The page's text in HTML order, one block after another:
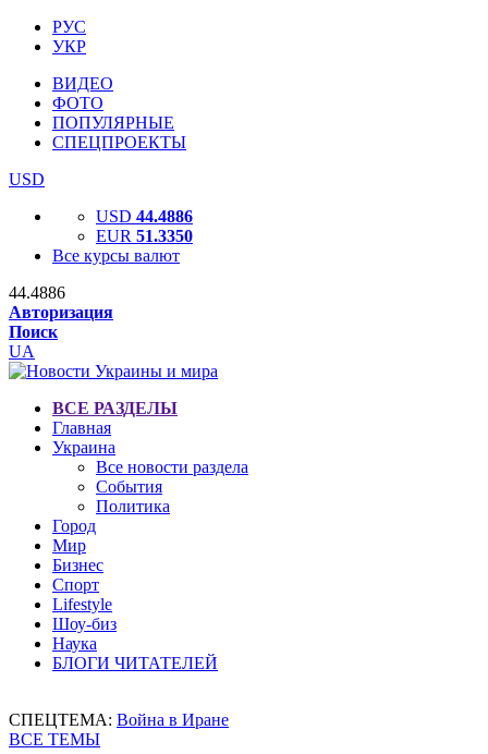
РУС
УКР
ВИДЕО
ФОТО
ПОПУЛЯРНЫЕ
СПЕЦПРОЕКТЫ
USD
USD 44.4886
EUR 51.3350
Все курсы валют
44.4886
Авторизация
Поиск
UA
ВСЕ РАЗДЕЛЫ
Главная
Украина
Все новости раздела
События
Политика
Город
Мир
Бизнес
Спорт
Lifestyle
Шоу-биз
Наука
БЛОГИ ЧИТАТЕЛЕЙ
СПЕЦТЕМА: Война в Иране
ВСЕ ТЕМЫ